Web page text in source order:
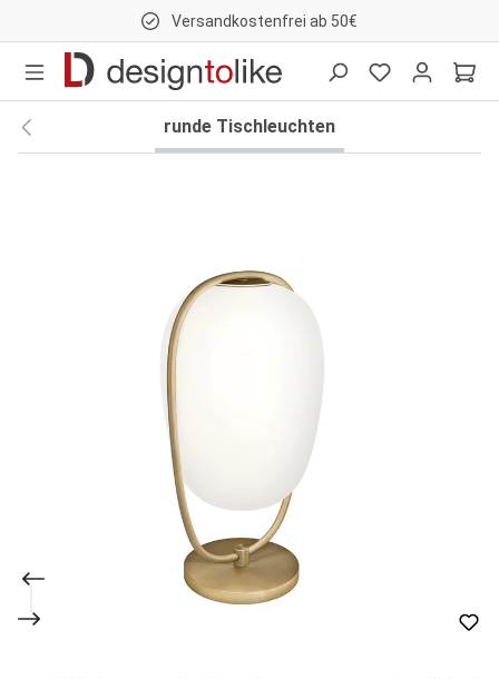
Versandkostenfrei ab 50€
runde Tischleuchten